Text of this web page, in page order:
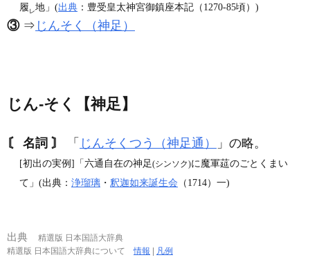
履 レ地」(出典 ：豊受皇太神宮御鎮座本記（1270‐85頃）)
③⇒ じんそく（神足）
じん‐そく【神足】
〘 名詞 〙 「 じんそくつう（神足通） 」の略。
[初出の実例]「六通自在の神足(シンソク)に魔軍莚のごとくまい
て」(出典： 浄瑠璃 ・ 釈迦如来誕生会 （1714）一)
出典
精選版 日本国語大辞典
精選版 日本国語大辞典について情報 | 凡例